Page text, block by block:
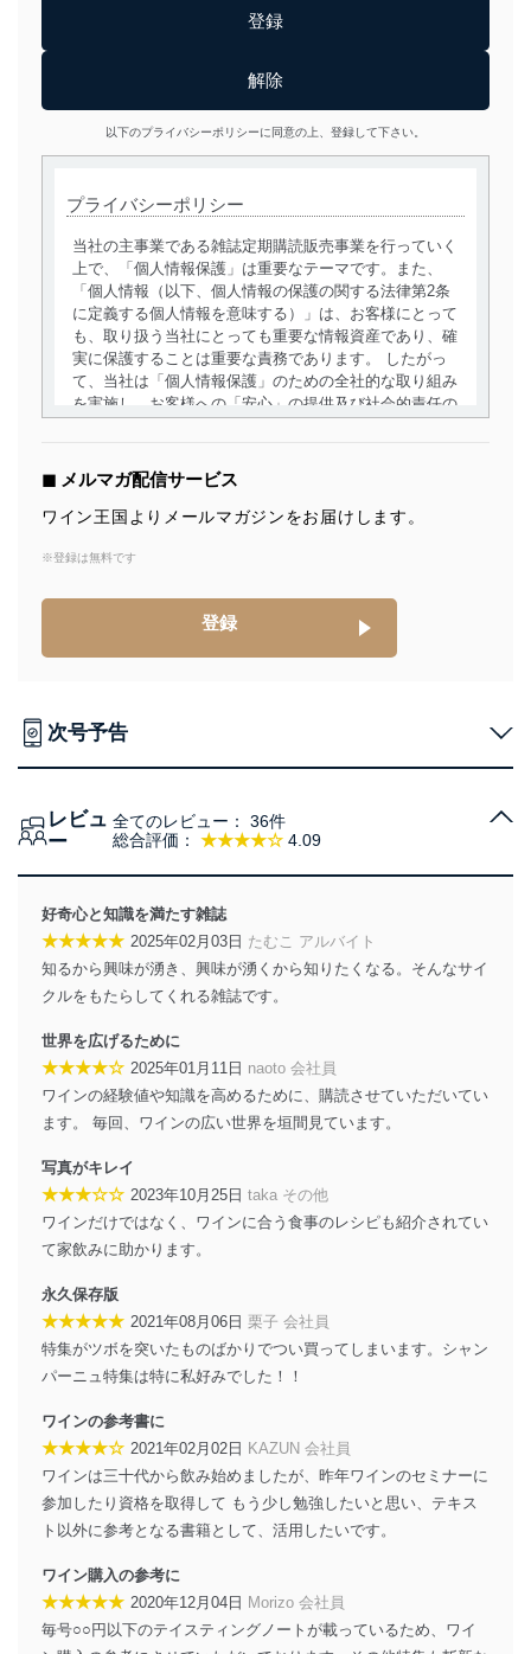
以下のプライバシーポリシーに同意の上、登録して下さい。
プライバシーポリシー
当社の主事業である雑誌定期購読販売事業を行っていく
上で、「個人情報保護」は重要なテーマです。また、
「個人情報（以下、個人情報の保護の関する法律第2条
に定義する個人情報を意味する）」は、お客様にとって
も、取り扱う当社にとっても重要な情報資産であり、確
実に保護することは重要な責務であります。 したがっ
て、当社は「個人情報保護」のための全社的な取り組み
を実施し、お客様への「安心」の提供及び社会的責任の
個人情報の取得・利用・提供について
当社は、個人情報の取得・利用・提供に際して、その利
達成に必要な範囲内で適法かつ公正な手段によって取
個人情報は、同意を得ずに目的外利用、第三者への提
供・開示は行いません。当社においてはこれらの取り組
法令遵守
に、これらの法令及びその他の規範を常に適合させま
当社は、個人情報の正確性及び安全性を確保するため
に、下記セキュリティ対策をはじめとする安全対策を実
施し、個人情報の漏えい、滅失またはき損の防止及び是
正に努めます。
アクセス制御
個人データを取り扱うことのできる機器及び当該
機器を取り扱う従業者を明確化し、 個人データへ
の不要なアクセスを防止しています。
機器に標準装備されているユーザー制御機能（ユ
ーザーアカウント制御）により、個人情報データ
ベース等を取り扱う情報システムを使用する従業
者を識別・認証しています。
個人データを取り扱う機器等のオペレーティング
システムを最新の状態に保持しています。
個人データを取り扱う機器等にセキュリティ対策
ソフトウェア等を導入し、自動更新 機能等の活用
メール等により個人データの含まれるファイルを
送信する場合に、当該ファイルへのパスワードを
設定しています。
当社は、内部監査及びマネジメントレビューの機会を通
じて、個人情報保護マネジメントシステムを継続的に改
善し、常に最良の状態を維持します。
◼︎ メルマガ配信サービス
ワイン王国よりメールマガジンをお届けします。
※登録は無料です
登録
次号予告
レビュ
ー
総合評価： ★★★★☆ 4.09
全てのレビュー： 36件
好奇心と知識を満たす雑誌
★★★★★ 2025年02月03日 たむこ アルバイト
知るから興味が湧き、興味が湧くから知りたくなる。そんなサイ
クルをもたらしてくれる雑誌です。
世界を広げるために
★★★★☆ 2025年01月11日 naoto 会社員
ワインの経験値や知識を高めるために、購読させていただいてい
ます。 毎回、ワインの広い世界を垣間見ています。
写真がキレイ
★★★☆☆ 2023年10月25日 taka その他
ワインだけではなく、ワインに合う食事のレシピも紹介されてい
て家飲みに助かります。
永久保存版
★★★★★ 2021年08月06日 栗子 会社員
特集がツボを突いたものばかりでつい買ってしまいます。シャン
パーニュ特集は特に私好みでした！！
ワインの参考書に
★★★★☆ 2021年02月02日 KAZUN 会社員
ワインは三十代から飲み始めましたが、昨年ワインのセミナーに
参加したり資格を取得して もう少し勉強したいと思い、テキス
ト以外に参考となる書籍として、活用したいです。
ワイン購入の参考に
★★★★★ 2020年12月04日 Morizo 会社員
毎号○○円以下のテイスティングノートが載っているため、ワイ